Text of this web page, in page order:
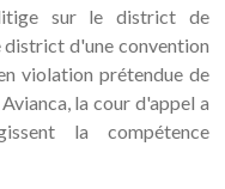
sur le district de
district d'une convention
violation prétendue de
la cour d'appel a
la compétence